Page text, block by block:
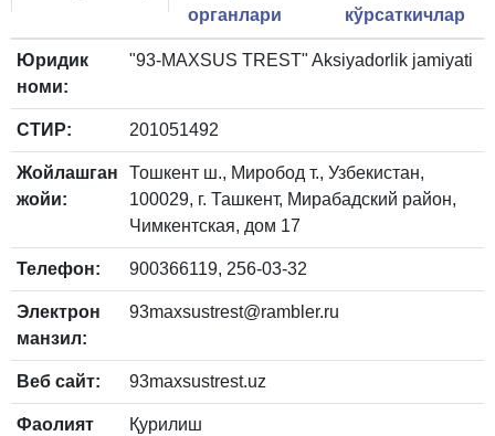
органлари
кўрсаткичлар
Юридик
номи:
"93-MAXSUS TREST" Aksiyadorlik jamiyati
СТИР: 201051492
Жойлашган
жойи:
Тошкент ш., Миробод т., Узбекистан,
100029, г. Ташкент, Мирабадский район,
Чимкентская, дом 17
Телефон: 900366119, 256-03-32
Электрон
манзил:
93maxsustrest@rambler.ru
Веб сайт: 93maxsustrest.uz
Фаолият
Қурилиш